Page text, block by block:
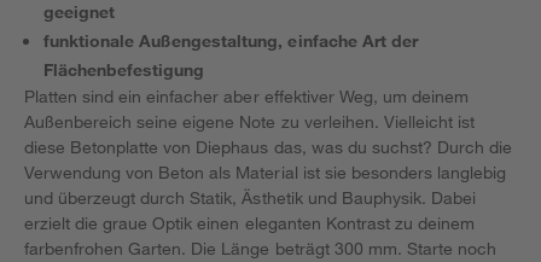
geeignet
funktionale Außengestaltung, einfache Art der
Flächenbefestigung
Platten sind ein einfacher aber effektiver Weg, um deinem
Außenbereich seine eigene Note zu verleihen. Vielleicht ist
diese Betonplatte von Diephaus das, was du suchst? Durch die
Verwendung von Beton als Material ist sie besonders langlebig
und überzeugt durch Statik, Ästhetik und Bauphysik. Dabei
erzielt die graue Optik einen eleganten Kontrast zu deinem
farbenfrohen Garten. Die Länge beträgt 300 mm. Starte noch